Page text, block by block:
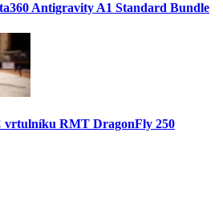
Antigravity A1 Standard Bundle
vrtulníku RMT DragonFly 250